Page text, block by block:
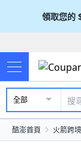
領取您的
全部
酷澎首頁 火箭跨境